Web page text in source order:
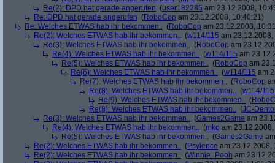
Re(2): DPD hat gerade angerufen (user182285 am 23.12.2008,
Re: DPD hat gerade angerufen (RoboCop am 23.12.2008, 10:40:21)
Re: Welches ETWAS hab ihr bekommen.. (RoboCop am 23.12.2008,
Re(2): Welches ETWAS hab ihr bekommen.. (w114/115 am
Re(3): Welches ETWAS hab ihr bekommen.. (RoboCop am
Re(4): Welches ETWAS hab ihr bekommen.. (w114/115 am
Re(5): Welches ETWAS hab ihr bekommen.. (RoboCop am
Re(6): Welches ETWAS hab ihr bekommen.. (w114/115 am
Re(7): Welches ETWAS hab ihr bekommen.. (RoboCop
Re(8): Welches ETWAS hab ihr bekommen.. (w114/115
Re(9): Welches ETWAS hab ihr bekommen.. (
Re(8): Welches ETWAS hab ihr bekommen.. (JC-
Re(3): Welches ETWAS hab ihr bekommen.. (Games2Game am
Re(4): Welches ETWAS hab ihr bekommen.. (mko am
Re(5): Welches ETWAS hab ihr bekommen.. (Games2Game
Re(2): Welches ETWAS hab ihr bekommen.. (Psylence am 23.12.2008,
Re(2): Welches ETWAS hab ihr bekommen.. (Winnie_Pooh am